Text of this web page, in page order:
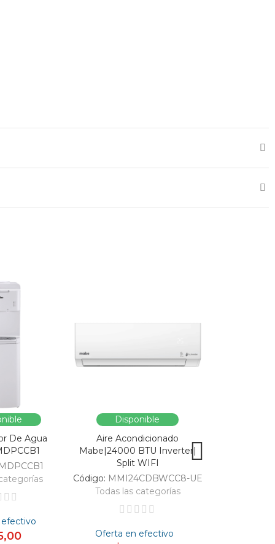
De Agua
Disponible
Aire Acondicionado
Mabe|24000 BTU Inverter|
Split WIFI
Código: MMI24CDBWCC8-UE
Todas las categorías
Oferta en efectivo